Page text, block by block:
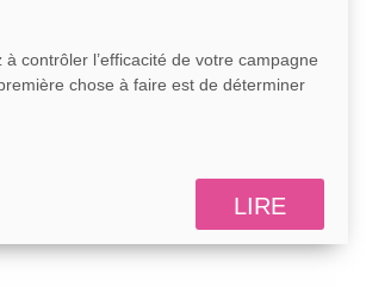
à contrôler l’efficacité de votre campagne
chose à faire est de déterminer
LIRE